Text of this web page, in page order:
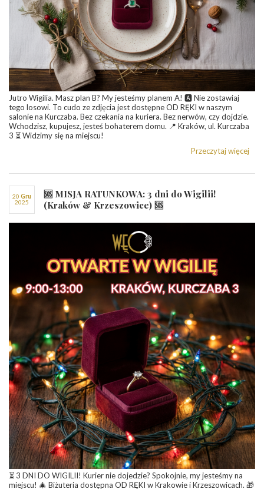
Jutro Wigilia. Masz plan B? My jesteśmy planem A! 🅰️ Nie zostawiaj
tego losowi. To cudo ze zdjęcia jest dostępne OD RĘKI w naszym
salonie na Kurczaba. Bez czekania na kuriera. Bez nerwów, czy dojdzie.
Wchodzisz, kupujesz, jesteś bohaterem domu. 📍 Kraków, ul. Kurczaba
3 ⏳ Widzimy się na miejscu!
Przeczytaj więcej
20
gru
2025
🆘 MISJA RATUNKOWA: 3 dni do Wigilii!
(Kraków & Krzeszowice) 🆘
⏳ 3 DNI DO WIGILII! Kurier nie dojedzie? Spokojnie, my jesteśmy na
miejscu! 🎄 Biżuteria dostępna OD RĘKI w Krakowie i Krzeszowicach. 🎁